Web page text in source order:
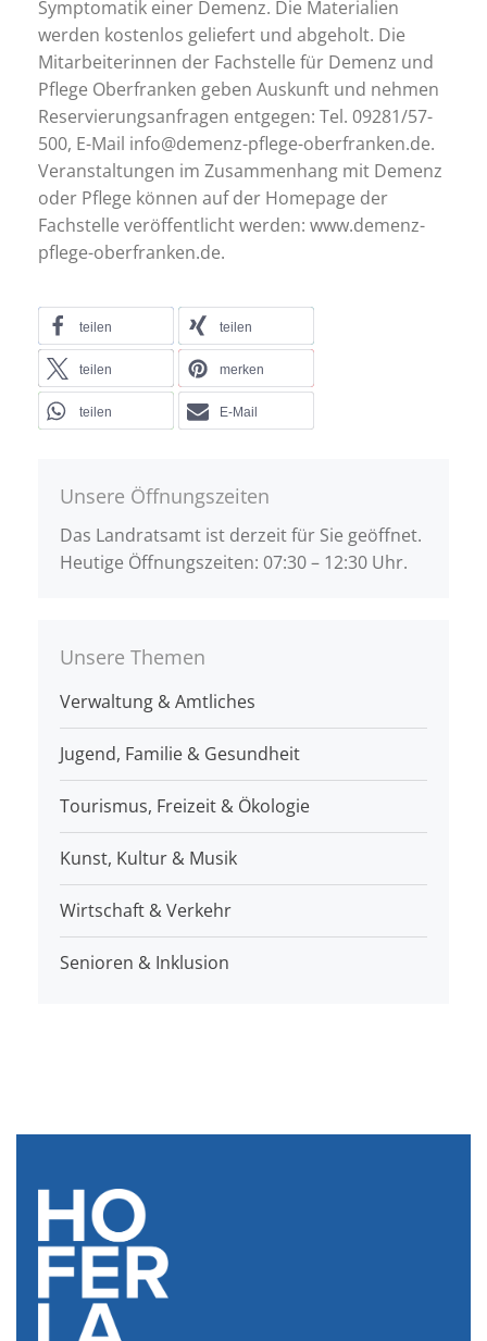
Symptomatik einer Demenz. Die Materialien
werden kostenlos geliefert und abgeholt. Die
Mitarbeiterinnen der Fachstelle für Demenz und
Pflege Oberfranken geben Auskunft und nehmen
Reservierungsanfragen entgegen: Tel. 09281/57-
500, E-Mail info@demenz-pflege-oberfranken.de.
Veranstaltungen im Zusammenhang mit Demenz
oder Pflege können auf der Homepage der
Fachstelle veröffentlicht werden: www.demenz-
pflege-oberfranken.de.
teilen teilen
teilen merken
teilen E-Mail
Unsere Öffnungszeiten
Das Landratsamt ist derzeit für Sie geöffnet.
Heutige Öffnungszeiten: 07:30 – 12:30 Uhr.
Unsere Themen
Verwaltung & Amtliches
Jugend, Familie & Gesundheit
Tourismus, Freizeit & Ökologie
Kunst, Kultur & Musik
Wirtschaft & Verkehr
Senioren & Inklusion